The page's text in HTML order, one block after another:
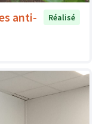
anti-
Réalisé